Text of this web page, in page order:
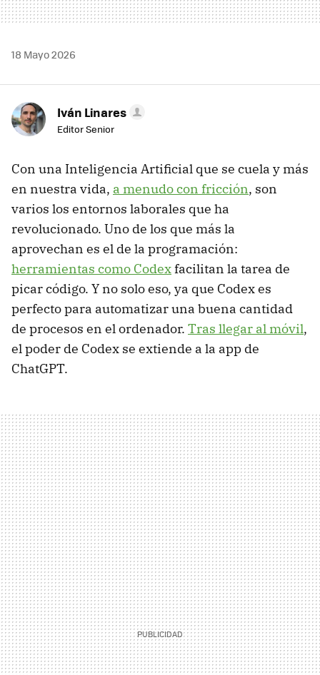
18 Mayo 2026
Iván Linares
Editor Senior
Con una Inteligencia Artificial que se cuela y más
en nuestra vida, a menudo con fricción, son
varios los entornos laborales que ha
revolucionado. Uno de los que más la
aprovechan es el de la programación:
herramientas como Codexfacilitan la tarea de
picar código. Y no solo eso, ya que Codex es
perfecto para automatizar una buena cantidad
de procesos en el ordenador. Tras llegar al móvil,
el poder de Codex se extiende a la app de
ChatGPT.